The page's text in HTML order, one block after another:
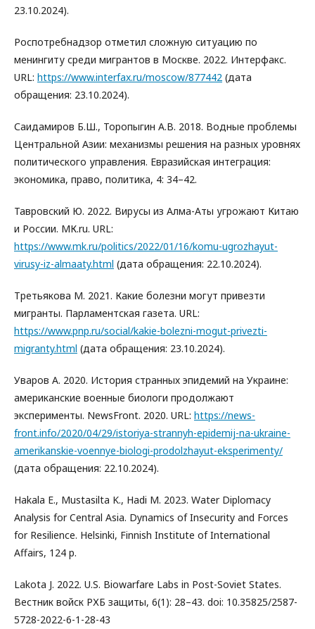
23.10.2024).
Роспотребнадзор отметил сложную ситуацию по
менингиту среди мигрантов в Москве. 2022. Интерфакс.
URL: https://www.interfax.ru/moscow/877442 (дата
обращения: 23.10.2024).
Саидамиров Б.Ш., Торопыгин А.В. 2018. Водные проблемы
Центральной Азии: механизмы решения на разных уровнях
политического управления. Евразийская интеграция:
экономика, право, политика, 4: 34–42.
Тавровский Ю. 2022. Вирусы из Алма-Аты угрожают Китаю
и России. МК.ru. URL:
https://www.mk.ru/politics/2022/01/16/komu-ugrozhayut-
virusy-iz-almaaty.html (дата обращения: 22.10.2024).
Третьякова М. 2021. Какие болезни могут привезти
мигранты. Парламентская газета. URL:
https://www.pnp.ru/social/kakie-bolezni-mogut-privezti-
migranty.html (дата обращения: 23.10.2024).
Уваров А. 2020. История странных эпидемий на Украине:
американские военные биологи продолжают
эксперименты. NewsFront. 2020. URL: https://news-
front.info/2020/04/29/istoriya-strannyh-epidemij-na-ukraine-
amerikanskie-voennye-biologi-prodolzhayut-eksperimenty/
(дата обращения: 22.10.2024).
Hakala E., Mustasilta K., Hadi M. 2023. Water Diplomacy
Analysis for Central Asia. Dynamics of Insecurity and Forces
for Resilience. Helsinki, Finnish Institute of International
Affairs, 124 p.
Lakota J. 2022. U.S. Biowarfare Labs in Post-Soviet States.
Вестник войск РХБ защиты, 6(1): 28–43. doi: 10.35825/2587-
5728-2022-6-1-28-43